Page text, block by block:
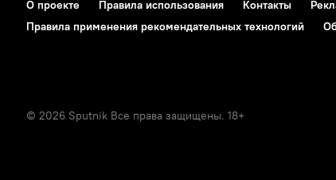
О проекте Правила использования Контакты
Правила применения рекомендательных технологий
© 2026 Sputnik Все права защищены. 18+